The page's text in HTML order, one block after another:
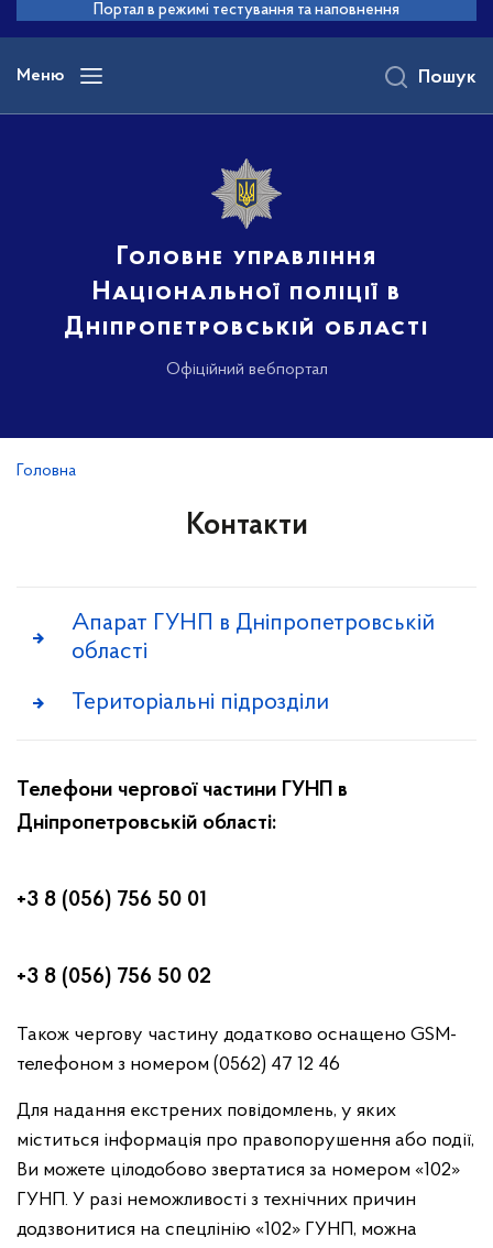
основного
вмісту
Портал в режимі тестування та наповнення
Меню
Головне управління
Національної поліції в
Дніпропетровській області
Офіційний вебпортал
Пошук
Головна
Контакти
Апарат ГУНП в Дніпропетровській
області
Територіальні підрозділи
Телефони чергової частини ГУНП в
Дніпропетровській області:
+3 8 (056) 756 50 01
+3 8 (056) 756 50 02
Також чергову частину додатково оснащено GSM-
телефоном з номером (0562) 47 12 46
Для надання екстрених повідомлень, у яких
міститься інформація про правопорушення або події,
Ви можете цілодобово звертатися за номером «102»
ГУНП. У разі неможливості з технічних причин
додзвонитися на спецлінію «102» ГУНП, можна